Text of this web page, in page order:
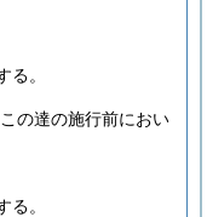
る。
の達の施行前におい
る。